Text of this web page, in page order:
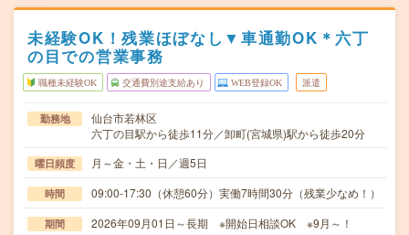
未経験OK！残業ほぼなし▼車通勤OK＊六丁
の目での営業事務
職種未経験OK 交通費別途支給あり WEB登録OK 派遣
勤務地
仙台市若林区
六丁の目駅から徒歩11分／卸町(宮城県)駅から徒歩20分
曜日頻度 月～金・土・日／週5日
時間 09:00-17:30（休憩60分）実働7時間30分（残業少なめ！）
期間 2026年09月01日～長期 ※開始日相談OK ※9月～！